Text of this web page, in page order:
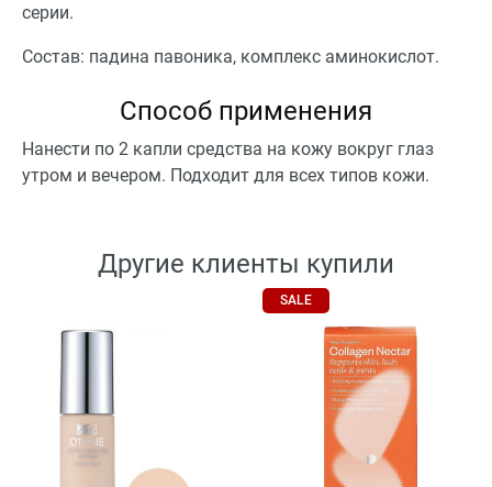
серии.
Состав: падина павоника, комплекс аминокислот.
Способ применения
Нанести по 2 капли средства на кожу вокруг глаз
утром и вечером. Подходит для всех типов кожи.
Другие клиенты купили
SALE